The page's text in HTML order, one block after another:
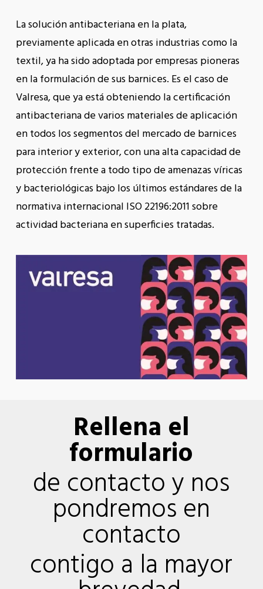
La solución antibacteriana en la plata,
previamente aplicada en otras industrias como la
textil, ya ha sido adoptada por empresas pioneras
en la formulación de sus barnices. Es el caso de
Valresa, que ya está obteniendo la certificación
antibacteriana de varios materiales de aplicación
en todos los segmentos del mercado de barnices
para interior y exterior, con una alta capacidad de
protección frente a todo tipo de amenazas víricas
y bacteriológicas bajo los últimos estándares de la
normativa internacional ISO 22196:2011 sobre
actividad bacteriana en superficies tratadas.
Rellena el
formulario
de contacto y nos
pondremos en
contacto
contigo a la mayor